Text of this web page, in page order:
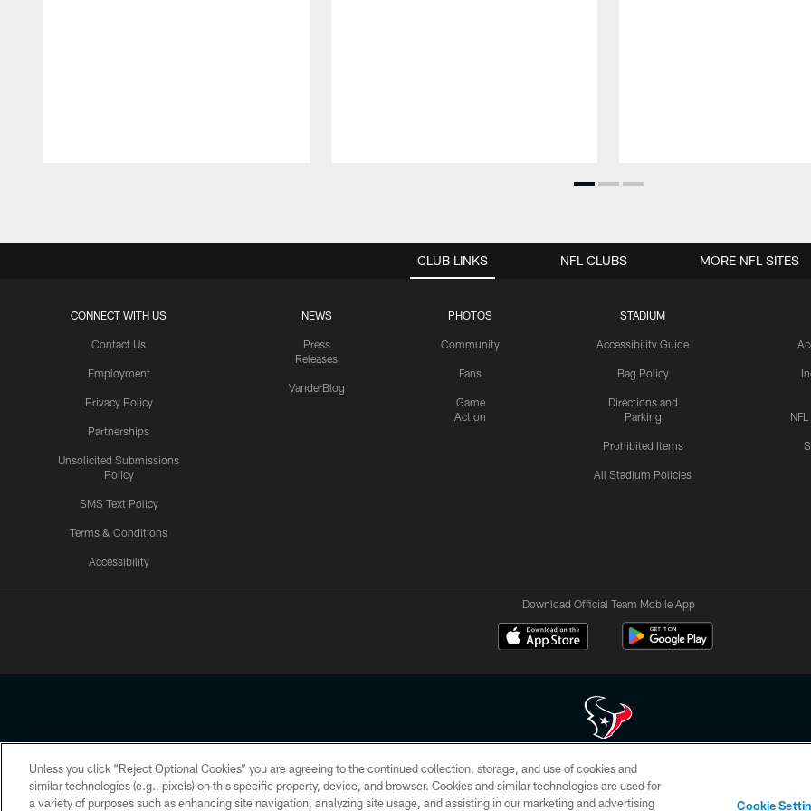
CLUB LINKS
CONNECT WITH US
Contact Us
Employment
Privacy Policy
Partnerships
Unsolicited Submissions
Policy
SMS Text Policy
Terms & Conditions
Accessibility
NEWS
Press
Releases
VanderBlog
PHOTOS
Community
Fans
Game
Action
STADIUM
Accessibility Guide
Bag Policy
Directions and
Parking
Prohibited Items
All Stadium Policies
NFL CLUBS MORE NFL SITES
Download Official Team Mobile App
Copyright © 2026 Houston Texans. All rights reserved. No portion of HoustonTexans.com may be duplicated, redistributed or manipulated in any form. By
HoustonTexans.com Privacy Policy, Code of Conduct, and Terms and Conditions.
Unless you click “Reject Optional Cookies” you are agreeing to the continued collection, storage, and use of cookies and
similar technologies (e.g., pixels) on this specific property, device, and browser. Cookies and similar technologies are used for
a variety of purposes such as enhancing site navigation, analyzing site usage, and assisting in our marketing and advertising
Cookie